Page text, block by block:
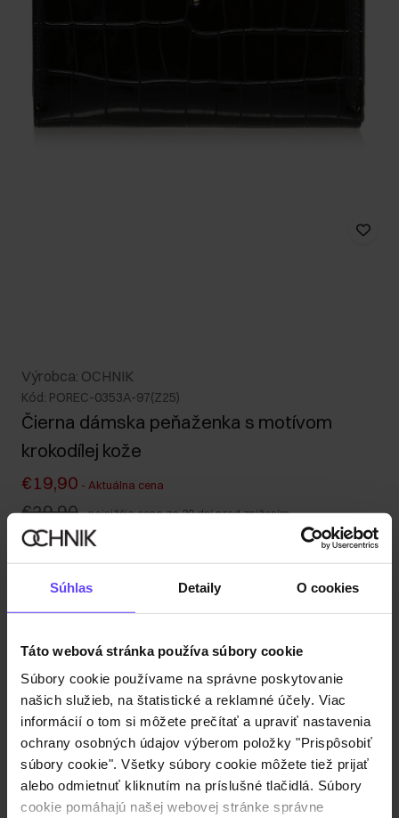
Súhlas Detaily O cookies
Táto webová stránka používa súbory cookie
Súbory cookie používame na správne poskytovanie
našich služieb, na štatistické a reklamné účely. Viac
informácií o tom si môžete prečítať a upraviť nastavenia
ochrany osobných údajov výberom položky "Prispôsobiť
súbory cookie". Všetky súbory cookie môžete tiež prijať
alebo odmietnuť kliknutím na príslušné tlačidlá. Súbory
cookie pomáhajú našej webovej stránke správne
Výrobca: OCHNIK
Kód: POREC-0353A-97(Z25)
Čierna dámska peňaženka s motívom
krokodílej kože
€19,90 - Aktuálna cena
€29,90-najnižšia cena za 30 dní pred znížením
€29,90 -bežná cena
Odoslanie do 1 pracovného dňa
Popis produktu
Detaily
Zloženie a rozmery
Recenzie